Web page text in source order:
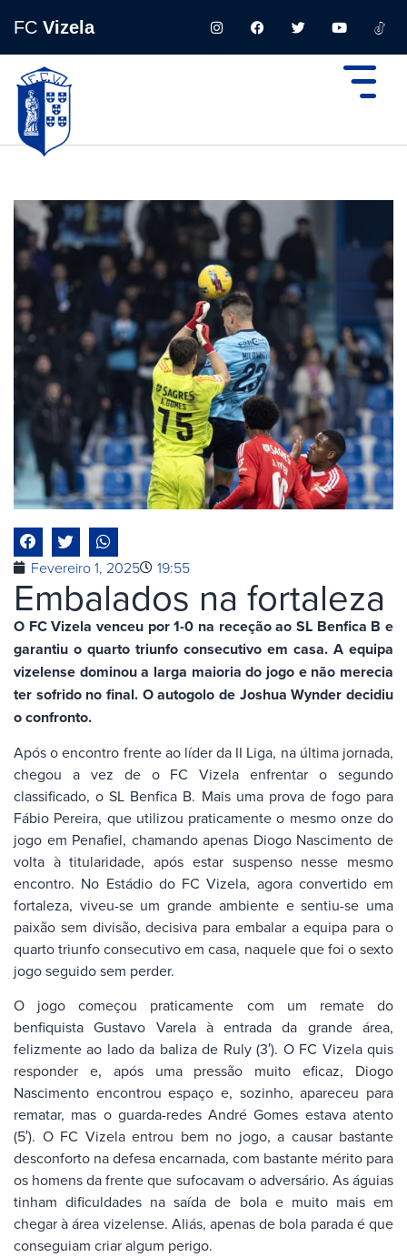
FC Vizela
Fevereiro 1, 2025 19:55
Embalados na fortaleza
O FC Vizela venceu por 1-0 na receção ao SL Benfica B e
garantiu o quarto triunfo consecutivo em casa. A equipa
vizelense dominou a larga maioria do jogo e não merecia
ter sofrido no final. O autogolo de Joshua Wynder decidiu
o confronto.
Após o encontro frente ao líder da II Liga, na última jornada,
chegou a vez de o FC Vizela enfrentar o segundo
classificado, o SL Benfica B. Mais uma prova de fogo para
Fábio Pereira, que utilizou praticamente o mesmo onze do
jogo em Penafiel, chamando apenas Diogo Nascimento de
volta à titularidade, após estar suspenso nesse mesmo
encontro. No Estádio do FC Vizela, agora convertido em
fortaleza, viveu-se um grande ambiente e sentiu-se uma
paixão sem divisão, decisiva para embalar a equipa para o
quarto triunfo consecutivo em casa, naquele que foi o sexto
jogo seguido sem perder.
O jogo começou praticamente com um remate do
benfiquista Gustavo Varela à entrada da grande área,
felizmente ao lado da baliza de Ruly (3′). O FC Vizela quis
responder e, após uma pressão muito eficaz, Diogo
Nascimento encontrou espaço e, sozinho, apareceu para
rematar, mas o guarda-redes André Gomes estava atento
(5′). O FC Vizela entrou bem no jogo, a causar bastante
desconforto na defesa encarnada, com bastante mérito para
os homens da frente que sufocavam o adversário. As águias
tinham dificuldades na saída de bola e muito mais em
chegar à área vizelense. Aliás, apenas de bola parada é que
conseguiam criar algum perigo.